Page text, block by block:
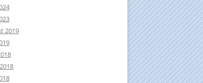
2019